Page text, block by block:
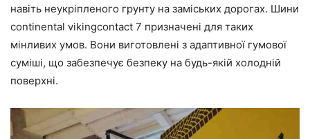
навіть неукріпленого грунту на заміських дорогах. Шини
continental vikingcontact 7 призначені для таких
мінливих умов. Вони виготовлені з адаптивної гумової
суміші, що забезпечує безпеку на будь-якій холодній
поверхні.